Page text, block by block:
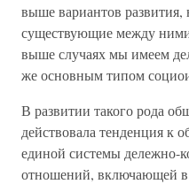
выше вариантов развития,
существующие между
выше случаях мы имеем
же основным типом
В развитии такого рода
действовала тенденция к
единой системы дележно-
отношений, включающей в